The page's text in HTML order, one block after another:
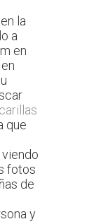
la
a
en
carillas
que
fotos
de
y